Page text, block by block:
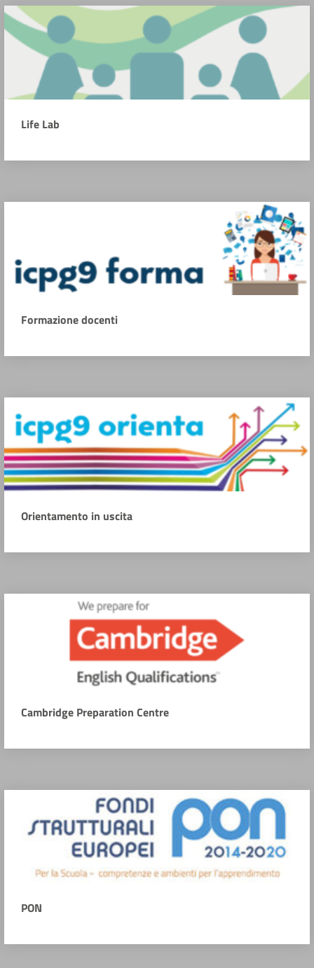
Life Lab
Formazione docenti
Orientamento in uscita
Cambridge Preparation Centre
PON